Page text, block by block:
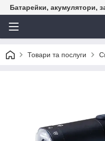
Батарейки, акумулятори,
Товари та послуги